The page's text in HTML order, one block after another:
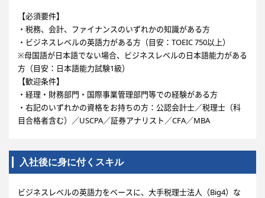
【必須要件】
・税務、会計、ファイナンスのいずれかの知識がある方
・ビジネスレベルの英語力がある方（目安：TOEIC 750以上）
※母国語が日本語でない場合、ビジネスレベルの日本語能力がある
方（目安：日本語能力試験1級）
【歓迎条件】
・経理・財務部門・国際事業管理部門等での経験がある方
・右記のいずれかの資格をお持ちの方：公認会計士／税理士（科
目合格者含む）／USCPA／証券アナリスト／CFA／MBA
入社後に身に付くスキル
ビジネスレベルの英語力をベースに、大手税理士法人（Big4）な